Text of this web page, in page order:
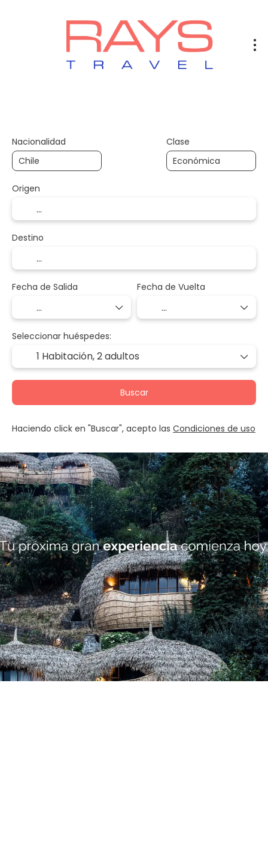
Nacionalidad Clase
Origen
Destino
Fecha de Salida Fecha de Vuelta
Seleccionar huéspedes:
1 Habitación,2 adultos
Buscar
Haciendo click en "Buscar", acepto las Condiciones de uso